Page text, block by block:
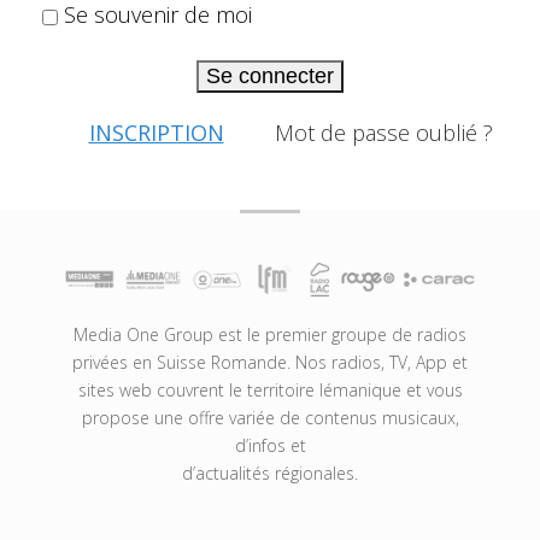
Se souvenir de moi
Se connecter
INSCRIPTION Mot de passe oublié ?
Media One Group est le premier groupe de radios
privées en Suisse Romande. Nos radios, TV, App et
sites web couvrent le territoire lémanique et vous
propose une offre variée de contenus musicaux,
d’infos et
d’actualités régionales.